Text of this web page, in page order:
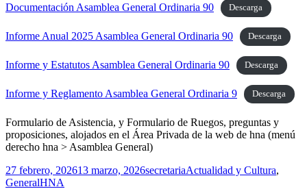
Documentación Asamblea General Ordinaria 90 Descarga
Informe Anual 2025 Asamblea General Ordinaria 90 Descarga
Informe y Estatutos Asamblea General Ordinaria 90 Descarga
Informe y Reglamento Asamblea General Ordinaria 9 Descarga
Formulario de Asistencia, y Formulario de Ruegos, preguntas y
proposiciones, alojados en el Área Privada de la web de hna (menú
derecho hna > Asamblea General)
Publicado
el
27 febrero, 202613 marzo, 2026Autor
secretariaCategorías
Actualidad y Cultura,
GeneralEtiquetas
HNA